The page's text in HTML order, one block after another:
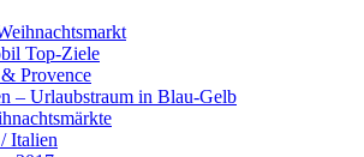
Top-Ziele
Provence
– Urlaubstraum in Blau-Gelb
Italien